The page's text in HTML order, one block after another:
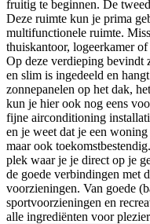
fruitig te beginnen. De
Deze ruimte kun je prima
multifunctionele ruimte.
thuiskantoor, logeerkamer
Op deze verdieping bevindt
en slim is ingedeeld en
zonnepanelen op het dak,
kun je hier ook nog eens
fijne airconditioning
en je weet dat je een
maar ook
plek waar je je direct op je
de goede verbindingen met
voorzieningen. Van goede
sportvoorzieningen en
alle ingrediënten voor